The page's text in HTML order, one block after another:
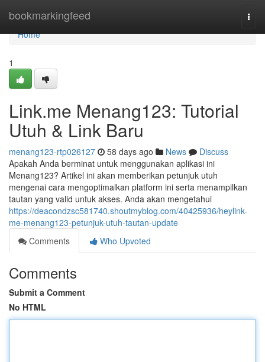
bookmarkingfeed
Home
Home
1
Link.me Menang123: Tutorial
Utuh & Link Baru
menang123-rtp026127 58 days ago News
Discuss
Apakah Anda berminat untuk menggunakan aplikasi ini
Menang123? Artikel ini akan memberikan petunjuk utuh
mengenai cara mengoptimalkan platform ini serta menampilkan
tautan yang valid untuk akses. Anda akan mengetahui
https://deacondzsc581740.shoutmyblog.com/40425936/heylink-
me-menang123-petunjuk-utuh-tautan-update
Comments
Who Upvoted
Comments
Submit a Comment
No HTML